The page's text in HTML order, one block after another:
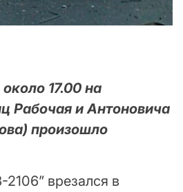
17.00 на
Рабочая и Антоновича
произошло
врезался в